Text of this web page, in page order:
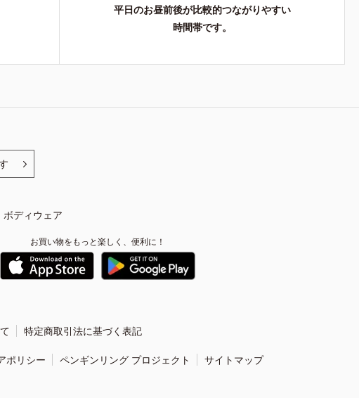
平日のお昼前後が比較的つながりやすい
時間帯です。
ボディウェア
お買い物をもっと楽しく、便利に！
特定商取引法に基づく表記
ポリシー ペンギンリング プロジェクト サイトマップ